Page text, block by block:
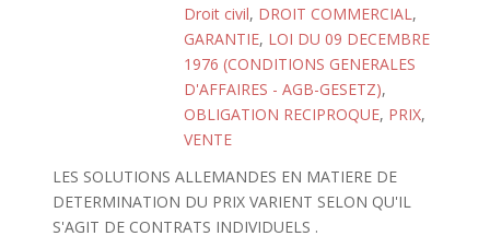
Droit civil, DROIT COMMERCIAL,
GARANTIE, LOI DU 09 DECEMBRE
1976 (CONDITIONS GENERALES
D'AFFAIRES - AGB-GESETZ),
OBLIGATION RECIPROQUE, PRIX,
VENTE
LES SOLUTIONS ALLEMANDES EN MATIERE DE
DETERMINATION DU PRIX VARIENT SELON QU'IL
S'AGIT DE CONTRATS INDIVIDUELS .